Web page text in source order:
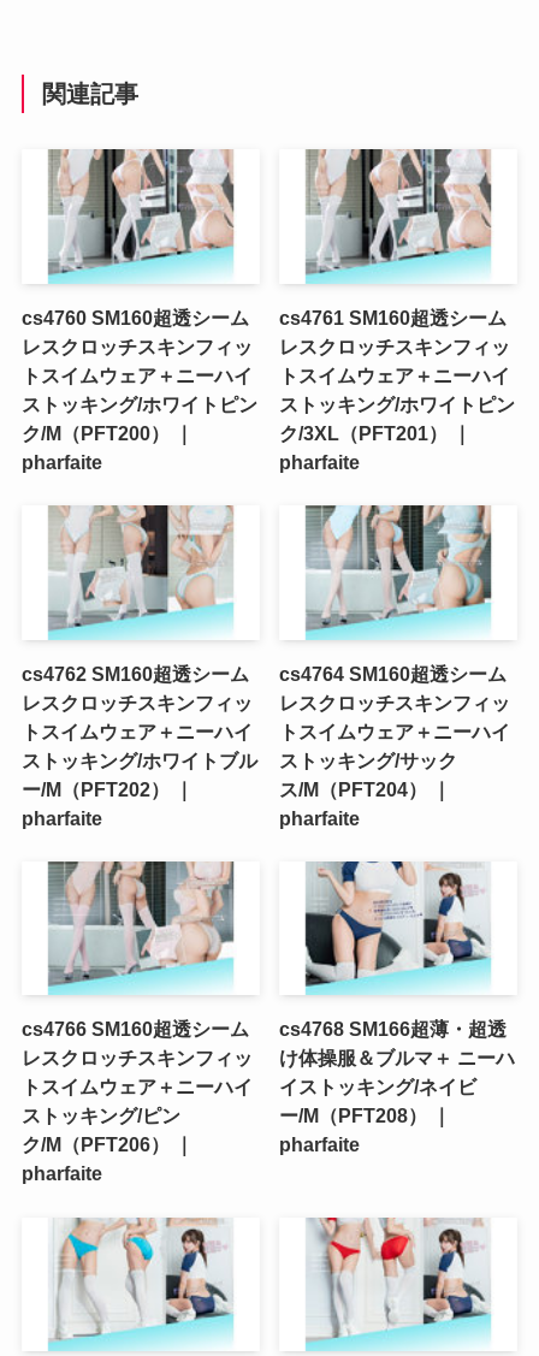
関連記事
cs4760 SM160超透シーム
レスクロッチスキンフィッ
トスイムウェア＋ニーハイ
ストッキング/ホワイトピン
ク/M（PFT200） ｜
pharfaite
cs4761 SM160超透シーム
レスクロッチスキンフィッ
トスイムウェア＋ニーハイ
ストッキング/ホワイトピン
ク/3XL（PFT201） ｜
pharfaite
cs4762 SM160超透シーム
レスクロッチスキンフィッ
トスイムウェア＋ニーハイ
ストッキング/ホワイトブル
ー/M（PFT202） ｜
pharfaite
cs4764 SM160超透シーム
レスクロッチスキンフィッ
トスイムウェア＋ニーハイ
ストッキング/サック
ス/M（PFT204） ｜
pharfaite
cs4766 SM160超透シーム
レスクロッチスキンフィッ
トスイムウェア＋ニーハイ
ストッキング/ピン
ク/M（PFT206） ｜
pharfaite
cs4768 SM166超薄・超透
け体操服＆ブルマ＋ ニーハ
イストッキング/ネイビ
ー/M（PFT208） ｜
pharfaite